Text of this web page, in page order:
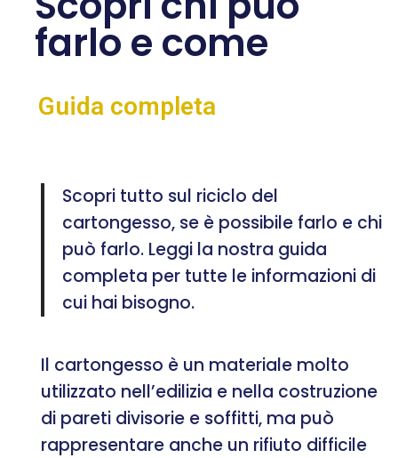
farlo e come
Guida completa
Scopri tutto sul riciclo del
cartongesso, se è possibile farlo e chi
può farlo. Leggi la nostra guida
completa per tutte le informazioni di
cui hai bisogno.
Il cartongesso è un materiale molto
utilizzato nell’edilizia e nella costruzione
di pareti divisorie e soffitti, ma può
rappresentare anche un rifiuto difficile